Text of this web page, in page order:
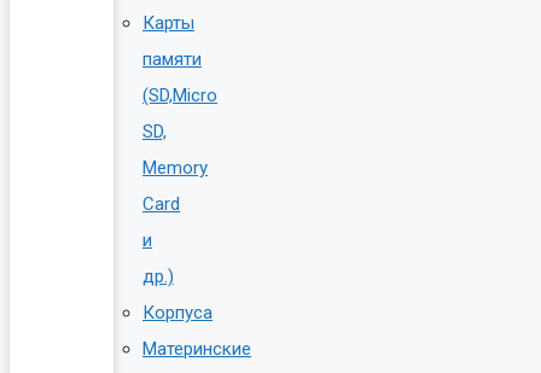
Карты
памяти
(SD,Micro
SD,
Memory
Card
и
др.)
Корпуса
Материнские